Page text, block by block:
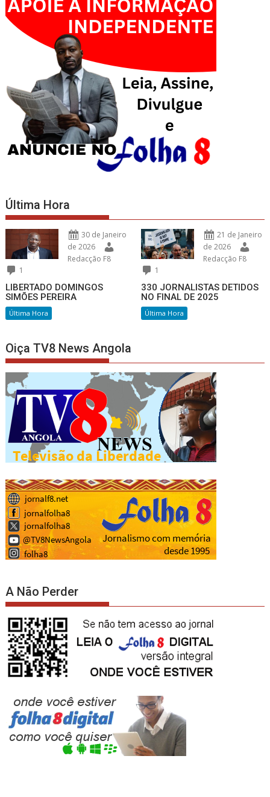
Última Hora
30 de Janeiro
de 2026
Redacção F8
1
LIBERTADO DOMINGOS
SIMÕES PEREIRA
Última Hora
21 de Janeiro
de 2026
Redacção F8
1
330 JORNALISTAS DETIDOS
NO FINAL DE 2025
Última Hora
Oiça TV8 News Angola
A Não Perder